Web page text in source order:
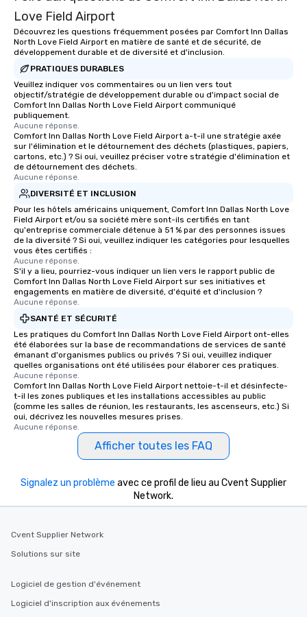
Love Field Airport
Découvrez les questions fréquemment posées par Comfort Inn Dallas
North Love Field Airport en matière de santé et de sécurité, de
développement durable et de diversité et d'inclusion.
PRATIQUES DURABLES
Veuillez indiquer vos commentaires ou un lien vers tout
objectif/stratégie de développement durable ou d'impact social de
Comfort Inn Dallas North Love Field Airport communiqué
publiquement.
Aucune réponse.
Comfort Inn Dallas North Love Field Airport a-t-il une stratégie axée
sur l'élimination et le détournement des déchets (plastiques, papiers,
cartons, etc.) ? Si oui, veuillez préciser votre stratégie d'élimination et
de détournement des déchets.
Aucune réponse.
DIVERSITÉ ET INCLUSION
Pour les hôtels américains uniquement, Comfort Inn Dallas North Love
Field Airport et/ou sa société mère sont-ils certifiés en tant
qu'entreprise commerciale détenue à 51 % par des personnes issues
de la diversité ? Si oui, veuillez indiquer les catégories pour lesquelles
vous êtes certifiés :
Aucune réponse.
S'il y a lieu, pourriez-vous indiquer un lien vers le rapport public de
Comfort Inn Dallas North Love Field Airport sur ses initiatives et
engagements en matière de diversité, d'équité et d'inclusion ?
Aucune réponse.
SANTÉ ET SÉCURITÉ
Les pratiques du Comfort Inn Dallas North Love Field Airport ont-elles
été élaborées sur la base de recommandations de services de santé
émanant d'organismes publics ou privés ? Si oui, veuillez indiquer
quelles organisations ont été utilisées pour élaborer ces pratiques.
Aucune réponse.
Comfort Inn Dallas North Love Field Airport nettoie-t-il et désinfecte-
t-il les zones publiques et les installations accessibles au public
(comme les salles de réunion, les restaurants, les ascenseurs, etc.) Si
oui, décrivez les nouvelles mesures prises.
Aucune réponse.
Afficher toutes les FAQ
Signalez un problème avec ce profil de lieu au Cvent Supplier
Network.
Cvent Supplier Network
Solutions sur site
Logiciel de gestion d'événement
Logiciel d'inscription aux événements